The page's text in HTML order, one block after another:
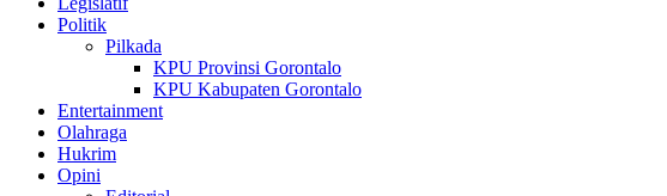
Politik
Pilkada
KPU Provinsi Gorontalo
KPU Kabupaten Gorontalo
Entertainment
Olahraga
Hukrim
Opini